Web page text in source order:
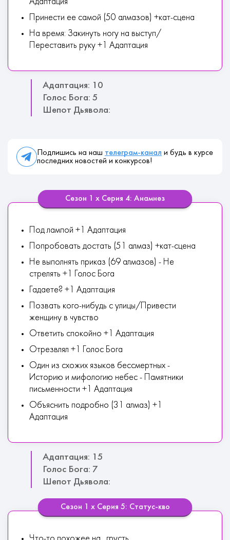
Адаптация
Принести ее самой (50 алмазов) +кат-сцена
На время: Закинуть ногу на выступ/
Переставить руку +1 Адаптация
Адаптация: 10
Голос Бога: 5
Шепот Дьявола:
Подпишись на наш телеграм-канал и будь в курсе
последних новостей и конкурсов!
Сезон 1 х Серия 4: Анамнез
Под лампой +1 Адаптация
Попробовать достать (51 алмаз) +кат-сцена
Не выполнять приказ (69 алмазов) - Не
стрелять +1 Голос Бога
Гадаете? +1 Адаптация
Позвать кого-нибудь с улицы/Привести
женщину в чувство
Ответить спокойно +1 Адаптация
Отрезвлял +1 Голос Бога
Один из схожих языков бессмертных -
Историю и мифологию небес - Памятники
письменности +1 Адаптация
Объяснить подробно (31 алмаз) +1
Адаптация
Адаптация: 15
Голос Бога: 7
Шепот Дьявола:
Сезон 1 х Серия 5: Статус-кво